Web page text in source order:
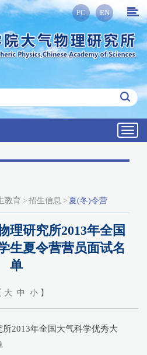
PC EN
教育 > 招生信息 > 夏(冬)令营
理研究所2013年全国
生夏令营营员面试名
单
大 中 小 】
2013年全国大气科学优秀大